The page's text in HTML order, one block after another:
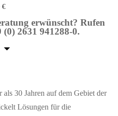
€
erwünscht? Rufen
(0) 2631 941288-0.
30 Jahren auf dem Gebiet der
Lösungen für die